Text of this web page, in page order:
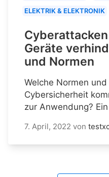
ELEKTRIK & ELEKTRONIK
Geräte
und Normen
Welche Normen
Cybersicherheit
zur Anwendung?
7. April, 2022 von